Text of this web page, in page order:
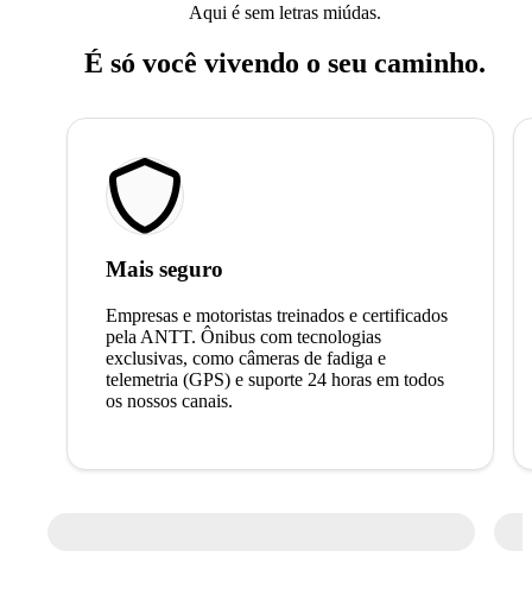
Aqui é sem letras miúdas.
É só você vivendo o seu caminho.
Mais seguro
Empresas e motoristas treinados e certificados
pela ANTT. Ônibus com tecnologias
exclusivas, como câmeras de fadiga e
telemetria (GPS) e suporte 24 horas em todos
os nossos canais.